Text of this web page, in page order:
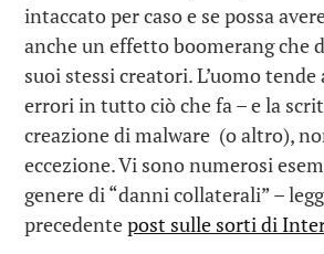
intaccato per caso e se possa
anche un effetto boomerang che
suoi stessi creatori. L’uomo
errori in tutto ciò che fa – e la
creazione di malware (o altro),
eccezione. Vi sono numerosi
genere di “danni collaterali” –
precedentepost sulle sorti di